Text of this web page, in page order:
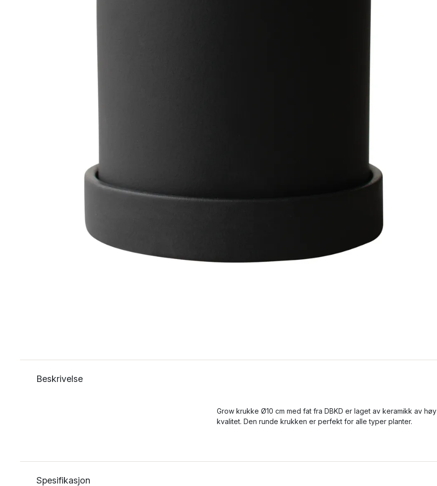
Beskrivelse
Grow krukke Ø10 cm med fat fra DBKD er laget av keramikk av høy
kvalitet. Den runde krukken er perfekt for alle typer planter.
Spesifikasjon